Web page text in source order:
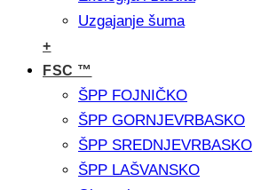
Uzgajanje šuma
+
FSC ™
ŠPP FOJNIČKO
ŠPP GORNJEVRBASKO
ŠPP SREDNJEVRBASKO
ŠPP LAŠVANSKO